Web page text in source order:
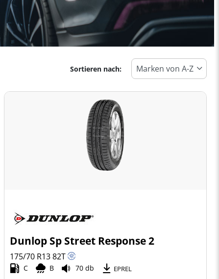
Sortieren nach:
Dunlop Sp Street Response 2
175/70 R1382T
C B 70 db EPREL